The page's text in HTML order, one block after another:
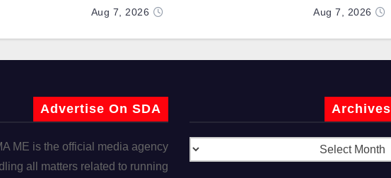
Aug 7, 2026
Aug 7, 2026
Archives
Advertise On SDA
ME is the official media agency
all matters related to running